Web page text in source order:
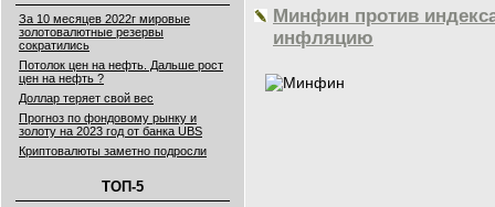
За 10 месяцев 2022г мировые
золотовалютные резервы
сократились
Потолок цен на нефть. Дальше рост
цен на нефть ?
Доллар теряет свой вес
Прогноз по фондовому рынку и
золоту на 2023 год от банка UBS
Криптовалюты заметно подросли
ТОП-5
Минфин против
инфляцию